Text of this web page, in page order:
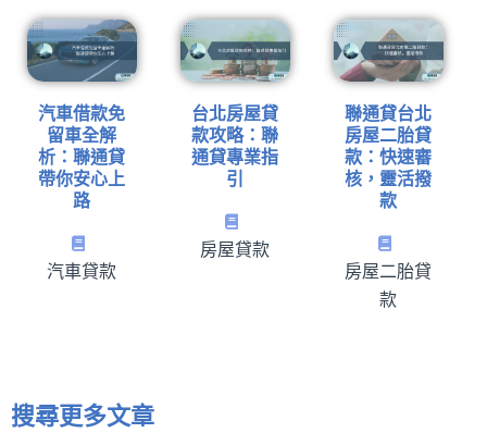
汽車借款免
留車全解
析：聯通貸
帶你安心上
路
汽車貸款
台北房屋貸
款攻略：聯
通貸專業指
引
房屋貸款
聯通貸台北
房屋二胎貸
款：快速審
核，靈活撥
款
房屋二胎貸
款
搜尋更多文章